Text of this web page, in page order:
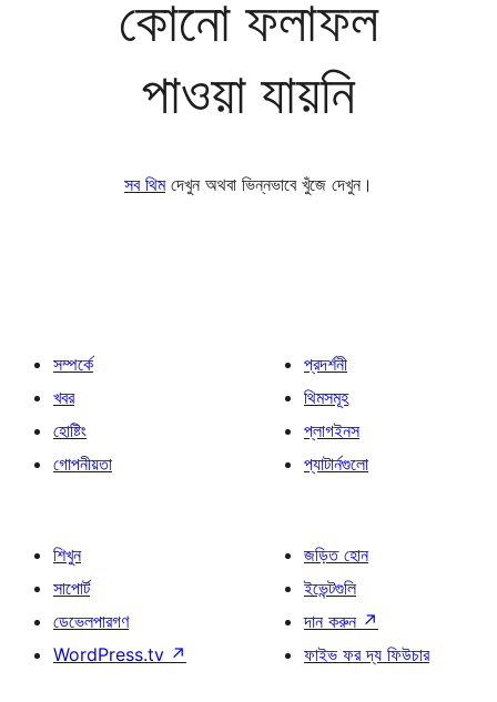
কোনো ফলাফল
পাওয়া যায়নি
সব থিমদেখুন অথবা ভিন্নভাবে খুঁজে দেখুন।
সম্পর্কে
খবর
হোষ্টিং
গোপনীয়তা
প্রদর্শনী
থিমসমূহ
প্লাগইনস
প্যাটার্নগুলো
শিখুন
সাপোর্ট
ডেভেলপারগণ
WordPress.tv ↗
জড়িত হোন
ইভেন্টগুলি
দান করুন ↗
ফাইভ ফর দ্য ফিউচার